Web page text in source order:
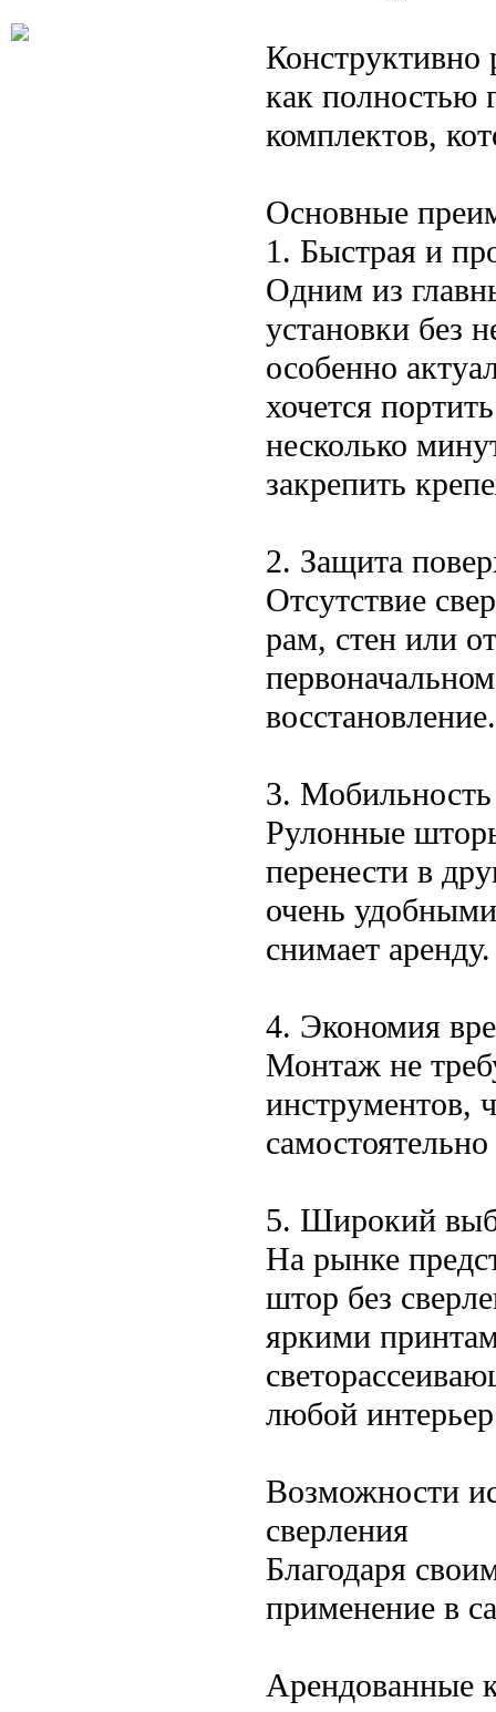
как полностью
комплектов,
Основные
1. Быстрая и
Одним из
установки без
особенно
хочется
несколько
закрепить
2. Защита
Отсутствие
рам, стен или
восстановление.
3.
Рулонные
перенести в
очень
снимает аренду.
4. Экономия
Монтаж не
инструментов,
5. Широкий
На рынке
штор без
яркими
любой
Возможности
сверления
Благодаря
применение в
Арендованные